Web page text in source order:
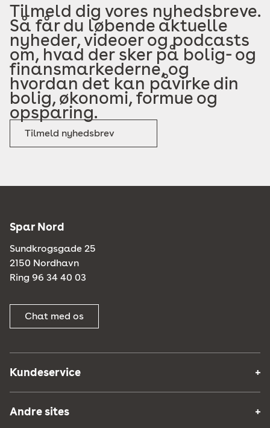
Tilmeld dig vores nyhedsbreve.
Så får du løbende aktuelle
nyheder, videoer og podcasts
om, hvad der sker på bolig- og
finansmarkederne, og
hvordan det kan påvirke din
bolig, økonomi, formue og
opsparing.
Tilmeld nyhedsbrev
Spar Nord
Sundkrogsgade 25
2150 Nordhavn
Ring 96 34 40 03
Chat med os
Kundeservice
Andre sites